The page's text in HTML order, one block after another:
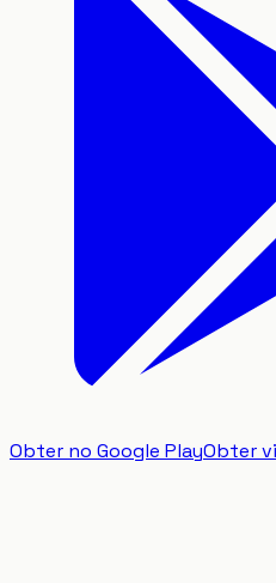
Obter no Google PlayObter